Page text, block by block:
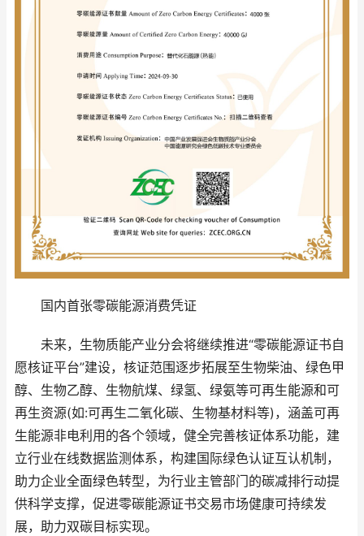
国内首张零碳能源消费凭证
未来，生物质能产业分会将继续推进“零碳能源证书自
愿核证平台”建设，核证范围逐步拓展至生物柴油、绿色甲
醇、生物乙醇、生物航煤、绿氢、绿氨等可再生能源和可
再生资源(如:可再生二氧化碳、生物基材料等)，涵盖可再
生能源非电利用的各个领域，健全完善核证体系功能，建
立行业在线数据监测体系，构建国际绿色认证互认机制，
助力企业全面绿色转型，为行业主管部门的碳减排行动提
供科学支撑，促进零碳能源证书交易市场健康可持续发
展，助力双碳目标实现。